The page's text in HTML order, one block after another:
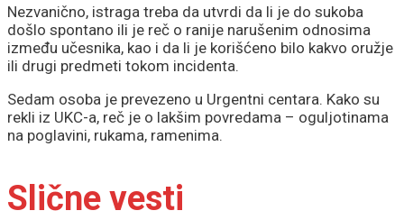
Nezvanično, istraga treba da utvrdi da li je do sukoba
došlo spontano ili je reč o ranije narušenim odnosima
između učesnika, kao i da li je korišćeno bilo kakvo oružje
ili drugi predmeti tokom incidenta.
Sedam osoba je prevezeno u Urgentni centara. Kako su
rekli iz UKC-a, reč je o lakšim povredama – oguljotinama
na poglavini, rukama, ramenima.
Slične vesti